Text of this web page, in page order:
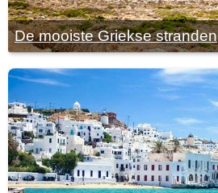
De mooiste Griekse stranden